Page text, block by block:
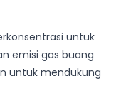
untuk
emisi gas buang
untuk mendukung